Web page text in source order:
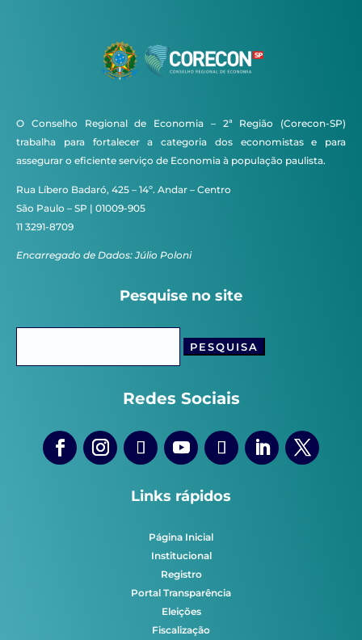
O Conselho Regional de Economia – 2ª Região (Corecon-SP)
trabalha para fortalecer a categoria dos economistas e para
assegurar o eficiente serviço de Economia à população paulista.
Rua Líbero Badaró, 425 – 14º. Andar – Centro
São Paulo – SP | 01009-905
11 3291-8709
Encarregado de Dados: Júlio Poloni
Pesquise no site
Redes Sociais
Links rápidos
Página Inicial
Institucional
Registro
Portal Transparência
Eleições
Fiscalização